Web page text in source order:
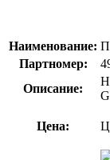
Наименование:
Партномер:
Описание:
Цена: